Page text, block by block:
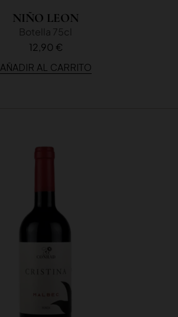
NIÑO LEON
Botella 75cl
12,90 €
AÑADIR AL CARRITO